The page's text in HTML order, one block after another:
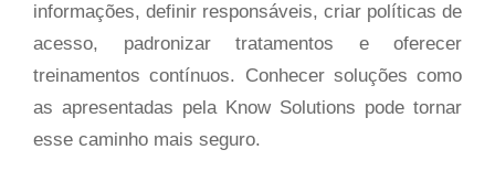
informações, definir responsáveis, criar políticas de
acesso, padronizar tratamentos e oferecer
treinamentos contínuos. Conhecer soluções como
as apresentadas pela Know Solutions pode tornar
esse caminho mais seguro.